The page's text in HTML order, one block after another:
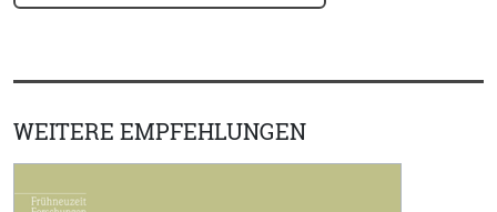
WEITERE EMPFEHLUNGEN